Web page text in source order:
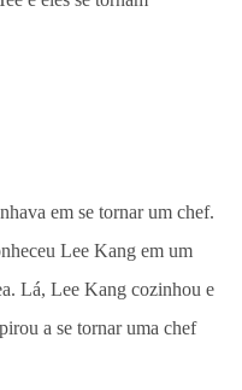
em se tornar um chef.
Lee Kang em um
Lá, Lee Kang cozinhou e
a se tornar uma chef